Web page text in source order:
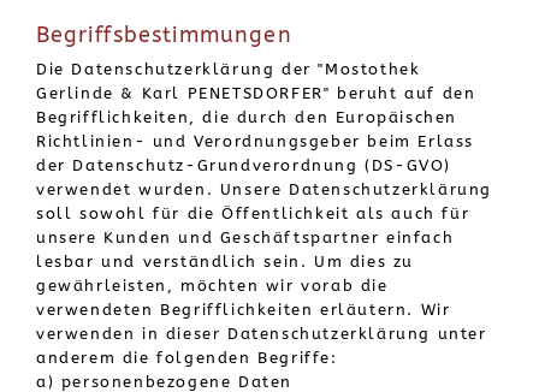
Begriffsbestimmungen
Die Datenschutzerklärung der "Mostothek
Gerlinde & Karl PENETSDORFER" beruht auf den
Begrifflichkeiten, die durch den Europäischen
Richtlinien- und Verordnungsgeber beim Erlass
der Datenschutz-Grundverordnung (DS-GVO)
verwendet wurden. Unsere Datenschutzerklärung
soll sowohl für die Öffentlichkeit als auch für
unsere Kunden und Geschäftspartner einfach
lesbar und verständlich sein. Um dies zu
gewährleisten, möchten wir vorab die
verwendeten Begrifflichkeiten erläutern. Wir
verwenden in dieser Datenschutzerklärung unter
anderem die folgenden Begriffe:
a) personenbezogene Daten